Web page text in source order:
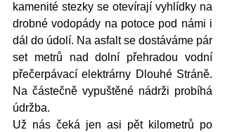
kamenité stezky se otevírají vyhlídky na
drobné vodopády na potoce pod námi i
dál do údolí. Na asfalt se dostáváme pár
set metrů nad dolní přehradou vodní
přečerpávací elektrárny Dlouhé Stráně.
Na částečně vypuštěné nádrži probíhá
údržba.
Už nás čeká jen asi pět kilometrů po